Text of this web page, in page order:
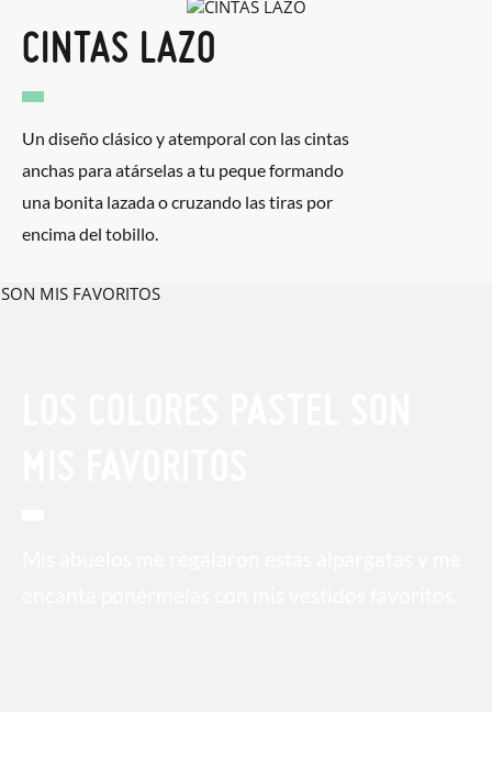
CINTAS LAZO
Un diseño clásico y atemporal con las cintas
anchas para atárselas a tu peque formando
una bonita lazada o cruzando las tiras por
encima del tobillo.